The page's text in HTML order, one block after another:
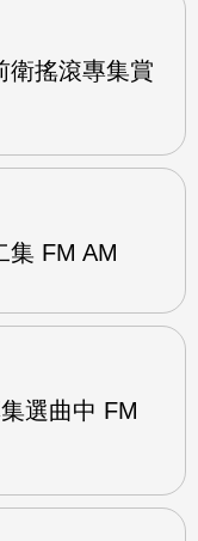
衛搖滾專集賞
集 FM AM
選曲中 FM